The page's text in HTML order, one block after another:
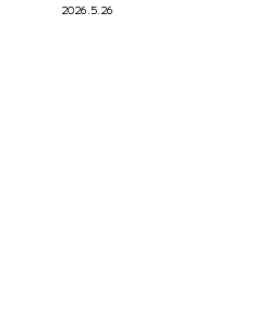
2026.5.26